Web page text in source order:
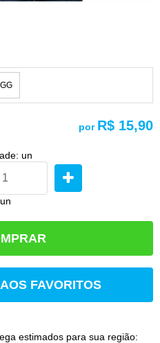
GG
por R$ 15,90
un
un
FAVORITOS
estimados para sua região: